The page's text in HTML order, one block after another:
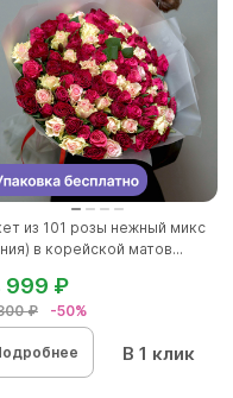
из 101 розы нежный микс
в корейской матов...
₽ -50%
999 ₽
В 1 клик